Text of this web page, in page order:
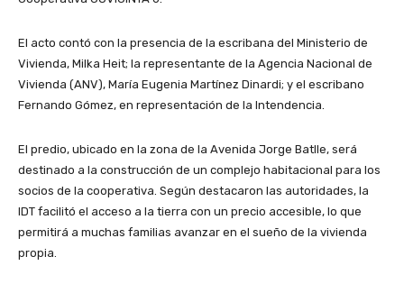
El acto contó con la presencia de la escribana del Ministerio de
Vivienda, Milka Heit; la representante de la Agencia Nacional de
Vivienda (ANV), María Eugenia Martínez Dinardi; y el escribano
Fernando Gómez, en representación de la Intendencia.
El predio, ubicado en la zona de la Avenida Jorge Batlle, será
destinado a la construcción de un complejo habitacional para los
socios de la cooperativa. Según destacaron las autoridades, la
IDT facilitó el acceso a la tierra con un precio accesible, lo que
permitirá a muchas familias avanzar en el sueño de la vivienda
propia.